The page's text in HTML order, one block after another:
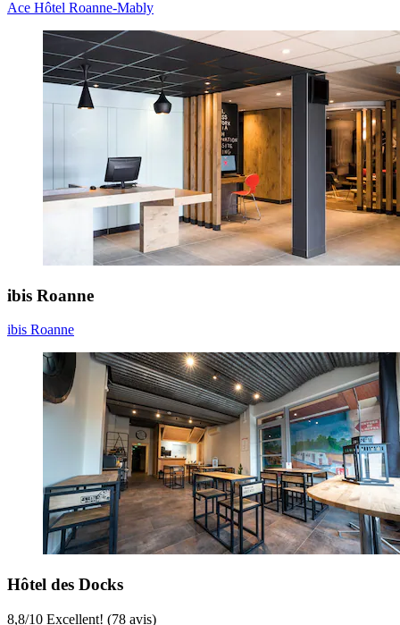
Ace Hôtel Roanne-Mably
ibis Roanne
ibis Roanne
Hôtel des Docks
8,8/10 Excellent! (78 avis)